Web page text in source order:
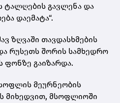
ტალღების გავლენა და
დაემატა“.
ზღვაში თავდასხმების
რუსეთს შორის სამხედრო
ფონზე გაიზარდა.
მეურნეობის
მიხედვით, მსოფლიოში